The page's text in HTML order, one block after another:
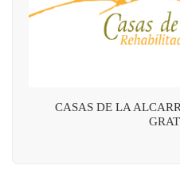
CASAS DE LA